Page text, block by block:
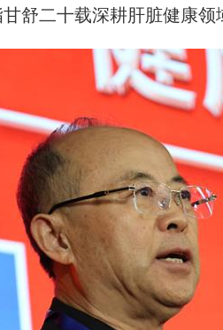
舒二十载深耕肝脏健康领